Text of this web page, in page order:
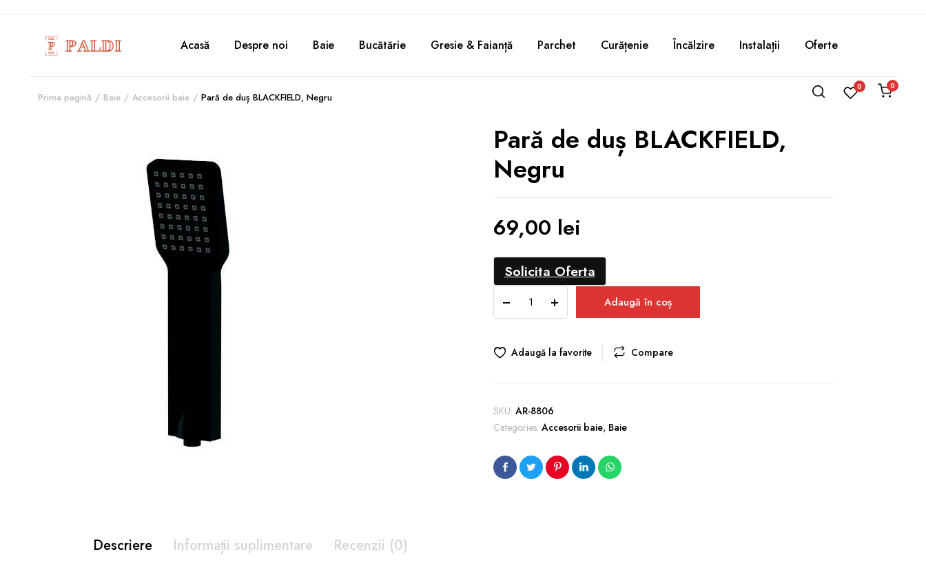
Acasă Despre noi Baie Bucătărie Gresie & Faianță Parchet Curățenie Încălzire Instalații Oferte
0 0
Prima pagină Baie Accesorii baie Pară de duș BLACKFIELD, Negru
Pară de duș BLACKFIELD,
Negru
69,00 lei
Solicita Oferta
duș
Negru
Adaugă în coș
Adaugă la favorite Compare
SKU: AR-8806
Categories: Accesorii baie, Baie
Descriere Informații suplimentare Recenzii (0)